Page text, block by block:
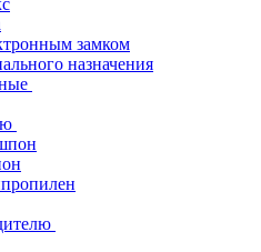
замком
назначения